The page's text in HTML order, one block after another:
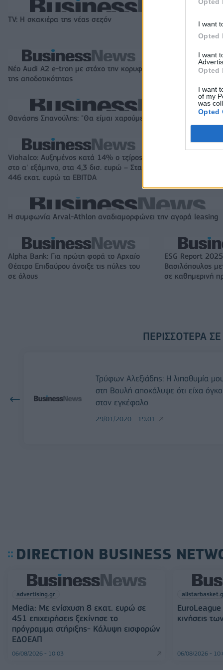
I want
Opted
I want
Opted
I want
of my
was
Opted
TV: Η σκακιέρα της νέας σεζόν
Νέο Audi A2 e-tron με στόχο την κορυφή
της αποδοτικότητας
Η Chery
Θανάσης Σπανούλης: "Θα είμαι χαρούμενος με ένα μετάλλιο"
Viohalco: Αυξημένος κατά 14% ο τζίρος
στο α' εξάμηνο, στα 4,3 δισ. ευρώ – Στα
446 εκατ. ευρώ τα EBITDA
ως το 2028 για
Η συμφωνία Arval-Athlon αναδιαμορφώνει την αγορά leasing
Alpha Bank: Για πρώτη φορά το Αρχαίο
Θέατρο Επιδαύρου άνοιξε τις πύλες του
σε όλους
ESG Report
Βασιλόπουλος
σε καθημερινή
ΠΕΡΙΣΣΌΤΕΡΑ
Τρύφων Αλεξιάδης: Η λιποθυμία
στη Βουλή αποκάλυψε ότι είχα όγκο
στον εγκέφαλο
29/01/2020 - 19:01
DIRECTION BUSINESS
advertising.gr
Media: Με ενίσχυση 8 εκατ. ευρώ σε
451 επιχειρήσεις ξεκίνησε το
πρόγραμμα στήριξης- Κάλυψη εισφορών
ΕΔΟΕΑΠ
06/08/2026 - 10:03
κινήσεις
06/08/2026 -